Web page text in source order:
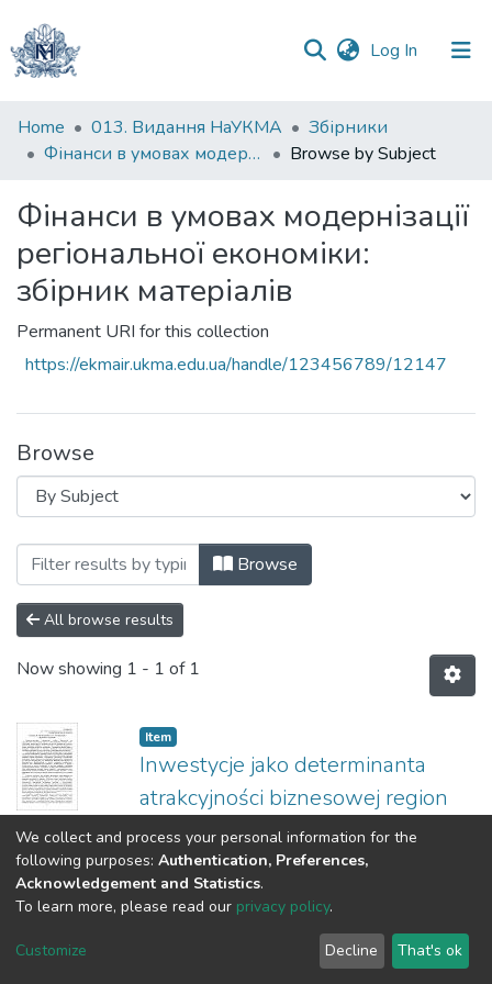
Log In (current)
Communities
&
All of DSpace
Home 013. Видання НаУКМА
Збірники
Фінанси в умовах модернізації регіональної економіки: збірник матеріалів
Browse by Subject
Фінанси в умовах модернізації
регіональної економіки:
збірник матеріалів
Permanent URI for this collection
https://ekmair.ukma.edu.ua/handle/123456789/12147
Browse
Browsing Фінанси в умовах
Browse
All browse results
Now showing 1 - 1 of 1
Item
Inwestycje jako determinanta
atrakcyjności biznesowej region
Czempas, Jan
Cookie
Privacy
End User
Agreement
Feedback
We collect and process your personal information for the
following purposes: Authentication, Preferences,
Acknowledgement and Statistics.
To learn more, please read our privacy policy.
Customize Decline That's ok